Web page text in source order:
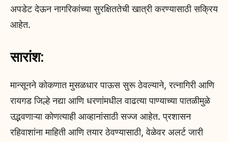
अपडेट देऊन नागरिकांच्या सुरक्षिततेची खात्री करण्यासाठी सक्रिय
आहेत.
सारांश:
मान्सूनने कोकणात मुसळधार पाऊस सुरू ठेवल्याने, रत्नागिरी आणि
रायगड जिल्हे नद्या आणि धरणांमधील वाढत्या पाण्याच्या पातळीमुळे
उद्भवणाऱ्या कोणत्याही आव्हानांसाठी सज्ज आहेत. प्रशासन
रहिवाशांना माहिती आणि तयार ठेवण्यासाठी, वेळेवर अलर्ट जारी